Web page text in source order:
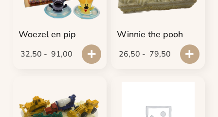
Woezel en pip
32,50 - 91,00
Winnie the pooh
26,50 - 79,50